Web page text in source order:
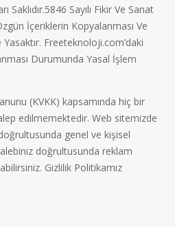
Sayılı Fikir Ve Sanat
İçeriklerin Kopyalanması Ve
Yasaktır. Freeteknoloji.com’daki
Durumunda Yasal İşlem
(KVKK) kapsamında hiç bir
edilmemektedir. Web sitemizde
genel ve kişisel
doğrultusunda reklam
Gizlilik Politikamız